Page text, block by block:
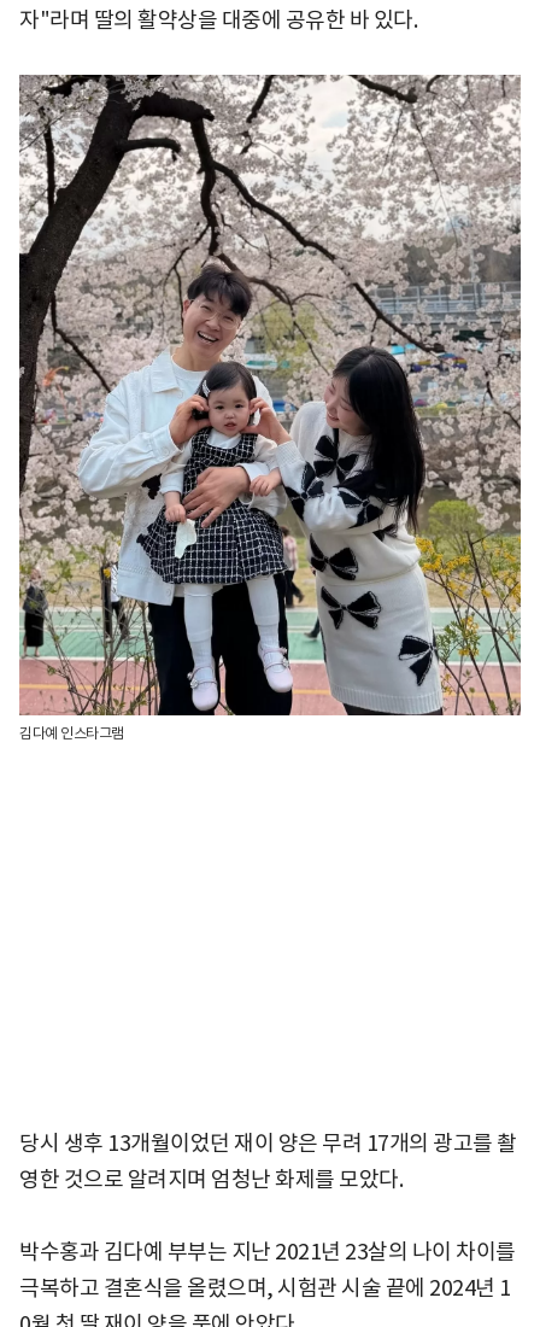
자"라며 딸의 활약상을 대중에 공유한 바 있다.
김다예 인스타그램
당시 생후 13개월이었던 재이 양은 무려 17개의 광고를 촬
영한 것으로 알려지며 엄청난 화제를 모았다.
박수홍과 김다예 부부는 지난 2021년 23살의 나이 차이를
극복하고 결혼식을 올렸으며, 시험관 시술 끝에 2024년 1